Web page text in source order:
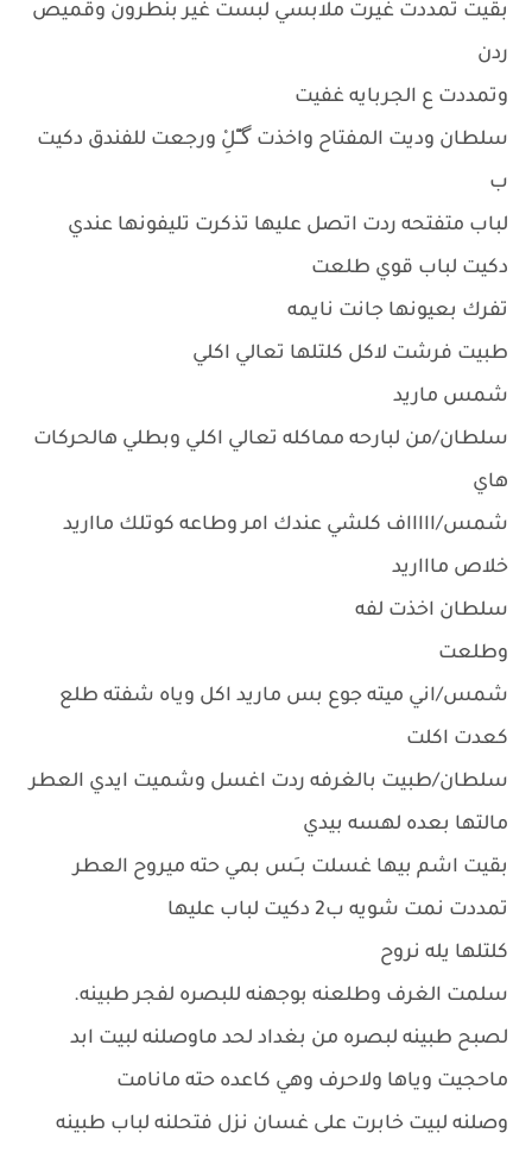
بقيت تمددت غيرت ملابسي لبست غير بنطرون وقميص
ردن
وتمددت ع الجربايه غفيت
سلطان وديت المفتاح واخذت گـِْـِْلِْ ورجعت للفندق دكيت
ب
لباب متفتحه ردت اتصل عليها تذكرت تليفونها عندي
دكيت لباب قوي طلعت
تفرك بعيونها جانت نايمه
طبيت فرشت لاكل كلتلها تعالي اكلي
شمس ماريد
سلطان/من لبارحه مماكله تعالي اكلي وبطلي هالحركات
هاي
شمس/اااااف كلشي عندك امر وطاعه كوتلك مااريد
خلاص ماااريد
سلطان اخذت لفه
وطلعت
شمس/اني ميته جوع بس ماريد اكل وياه شفته طلع
كعدت اكلت
سلطان/طبيت بالغرفه ردت اغسل وشميت ايدي العطر
مالتها بعده لهسه بيدي
بقيت اشم بيها غسلت بــَس بمي حته ميروح العطر
تمددت نمت شويه ب2 دكيت لباب عليها
كلتلها يله نروح
سلمت الغرف وطلعنه بوجهنه للبصره لفجر طبينه.
لصبح طبينه لبصره من بغداد لحد ماوصلنه لبيت ابد
ماحجيت وياها ولاحرف وهي كاعده حته مانامت
وصلنه لبيت خابرت على غسان نزل فتحلنه لباب طبينه